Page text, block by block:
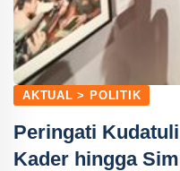
AKTUAL > POLITIK
Peringati
Kader hingga